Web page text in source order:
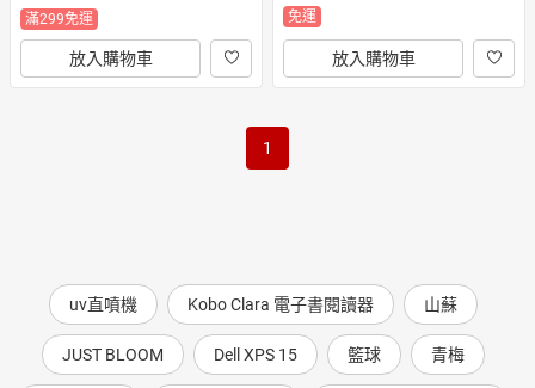
滿299免運
放入購物車
免運
放入購物車
1
uv直噴機 Kobo Clara 電子書閱讀器 山蘇
JUST BLOOM Dell XPS 15 籃球 青梅